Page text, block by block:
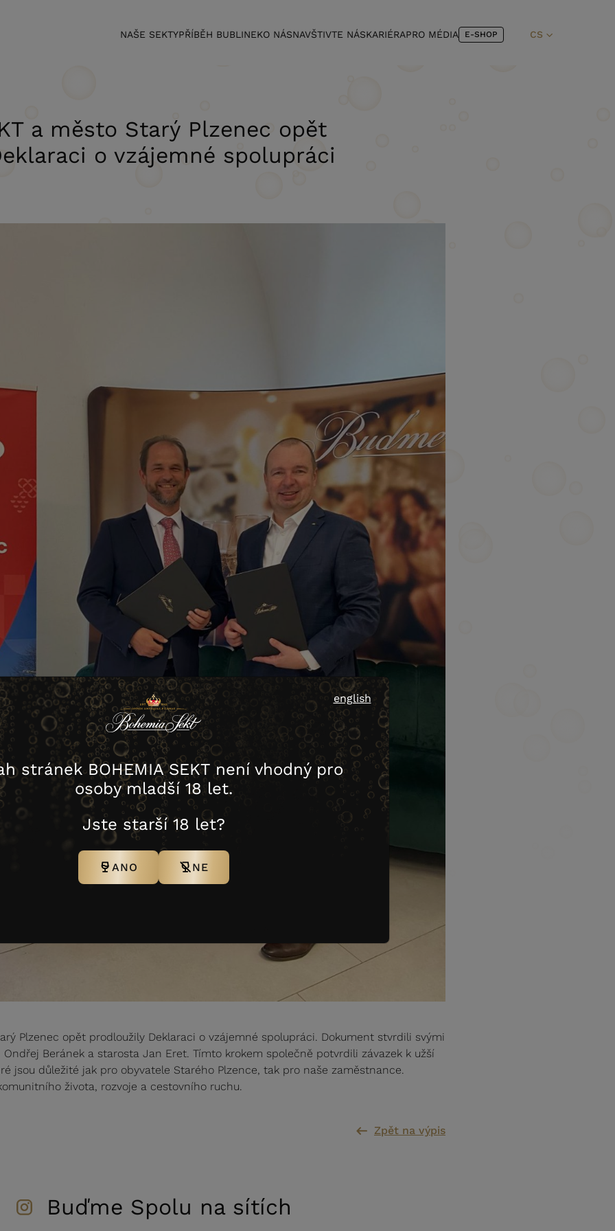
NAŠE SEKTYPŘÍBĚH BUBLINEKO NÁSNAVŠTIVTE NÁSKARIÉRAPRO MÉDIA E-SHOP CS
a město Starý Plzenec opět
o vzájemné spolupráci
Plzenec opět prodloužily Deklaraci o vzájemné spolupráci. Dokument stvrdili svými
Beránek a starosta Jan Eret. Tímto krokem společně potvrdili závazek k užší
jsou důležité jak pro obyvatele Starého Plzence, tak pro naše zaměstnance.
života, rozvoje a cestovního ruchu.
Zpět na výpis
Buďme Spolu na sítích
english
stránek BOHEMIA SEKT není vhodný pro
osoby mladší 18 let.
Jste starší 18 let?
ANO NE